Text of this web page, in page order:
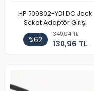
HP 709802-YD1 DC Jack
Soket Adaptör Girişi
%62
349,04 TL
130,96 TL